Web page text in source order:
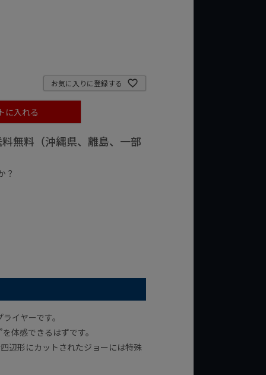
お気に入りに登録する
に入れる
無料（沖縄県、離島、一部
？
イヤーです。
体感できるはずです。
辺形にカットされたジョーには特殊